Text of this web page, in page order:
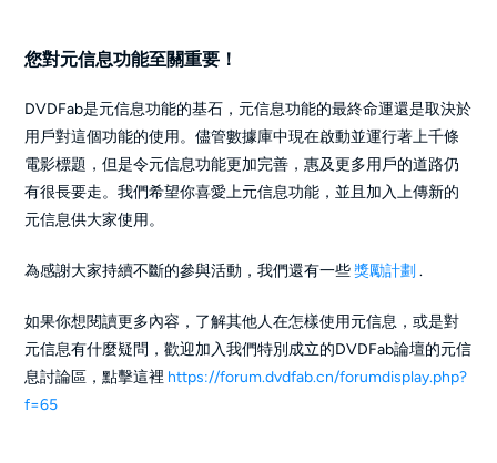
您對元信息功能至關重要！
DVDFab是元信息功能的基石，元信息功能的最終命運還是取決於
用戶對這個功能的使用。儘管數據庫中現在啟動並運行著上千條
電影標題，但是令元信息功能更加完善，惠及更多用戶的道路仍
有很長要走。我們希望你喜愛上元信息功能，並且加入上傳新的
元信息供大家使用。
為感謝大家持續不斷的參與活動，我們還有一些獎勵計劃.
如果你想閱讀更多內容，了解其他人在怎樣使用元信息，或是對
元信息有什麼疑問，歡迎加入我們特別成立的DVDFab論壇的元信
息討論區，點擊這裡 https://forum.dvdfab.cn/forumdisplay.php?
f=65